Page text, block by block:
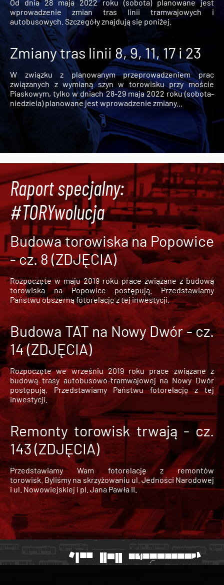
Od dnia 28 maja 2022 roku (sobota) planowane jest
wprowadzenie zmian tras linii tramwajowych i
autobusowych. Szczegóły znajdują się poniżej.
Zmiany tras linii 8, 9, 11, 17 i 23
W związku z planowanym przeprowadzeniem prac
związanych z wymianą szyn w torowisku przy moście
Piaskowym, tylko w dniach 28-29 maja 2022 roku (sobota-
niedziela) planowane jest wprowadzenie zmiany...
Raport specjalny:
#TORYwolucja
Budowa torowiska na Popowice
- cz. 8 (ZDJĘCIA)
Rozpoczęte w maju 2019 roku prace związane z budową
torowiska na Popowice
postępują. Przedstawiamy
Państwu obszerną fotorelację z tej inwestycji.
Budowa TAT na Nowy Dwór - cz.
14 (ZDJĘCIA)
Rozpoczęte we wrześniu 2019 roku prace związane z
budową trasy autobusowo-tramwajowej na Nowy Dwór
postępują. Przedstawiamy Państwu fotorelację z tej
inwestycji.
Remonty torowisk trwają - cz.
143 (ZDJĘCIA)
Przedstawiamy Wam fotorelację z remontów
torowisk. Byliśmy na skrzyżowaniu ul. Jedności Narodowej
i ul. Nowowiejskiej i pl. Jana Pawła II.